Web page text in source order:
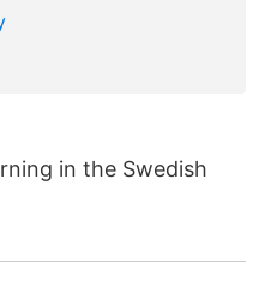
in the Swedish